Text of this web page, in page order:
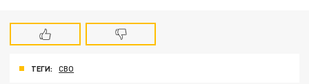
ТЕГИ: СВО